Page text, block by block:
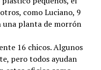
pequeños, el
como Luciano, 9
una planta de morrón
16 chicos. Algunos
pero todos ayudan